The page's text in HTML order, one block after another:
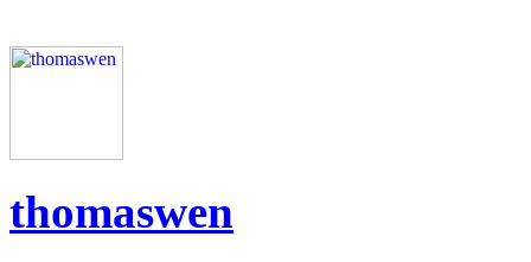
thomaswen